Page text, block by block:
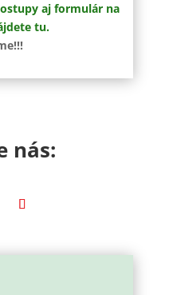
aj formulár na
tu.
nás: